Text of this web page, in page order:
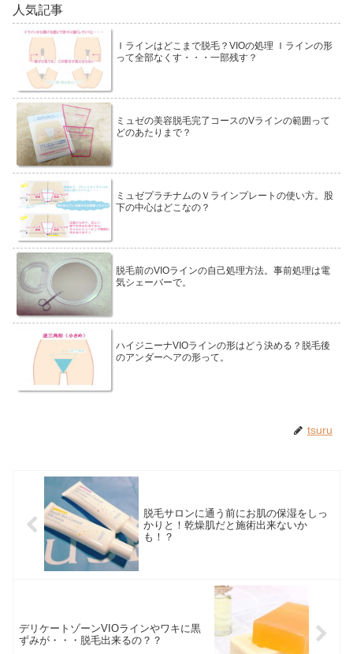
人気記事
Ｉラインはどこまで脱毛？VIOの処理 Ｉラインの形
って全部なくす・・・一部残す？
ミュゼの美容脱毛完了コースのVラインの範囲って
どのあたりまで？
ミュゼプラチナムのＶラインプレートの使い方。股
下の中心はどこなの？
脱毛前のVIOラインの自己処理方法。事前処理は電
気シェーバーで。
ハイジニーナVIOラインの形はどう決める？脱毛後
のアンダーヘアの形って。
tsuru
脱毛サロンに通う前にお肌の保湿をしっ
かりと！乾燥肌だと施術出来ないか
も！？
デリケートゾーンVIOラインやワキに黒
ずみが・・・脱毛出来るの？？